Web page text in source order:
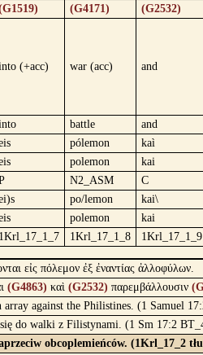
(G4171) (G2532)
(+acc) war (acc) and
battle and
pólemon kaì
polemon kai
N2_ASM C
po/lemon kai\
polemon kai
1Krl_17_1_7 1Krl_17_1_8 1Krl_17_1_9
εἰς πόλεμον ἐξ ἐναντίας ἀλλοφύλων.
(G4863) καὶ (G2532) παρεμβάλλουσιν
against the Philistines. (1 Samuel
do walki z Filistynami. (1 Sm 17:2
obcoplemieńców. (1Krl_17_2